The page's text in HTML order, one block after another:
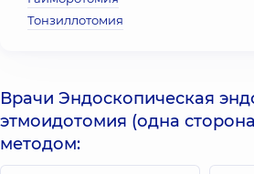
Тонзиллотомия
Врачи Эндоскопическая
этмоидотомия (одна
методом: